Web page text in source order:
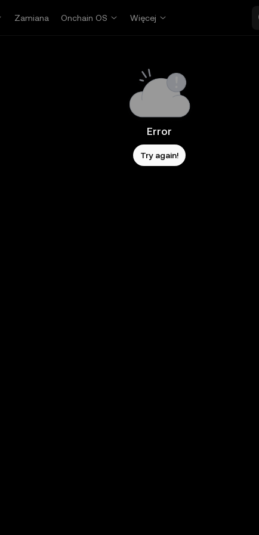
Zamiana Onchain OS Więcej
Error
Try again!